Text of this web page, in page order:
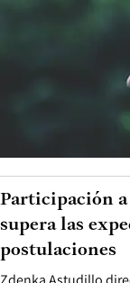
Participación
supera las
postulaciones